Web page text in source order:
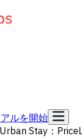
ルを開始
Urban Stay：